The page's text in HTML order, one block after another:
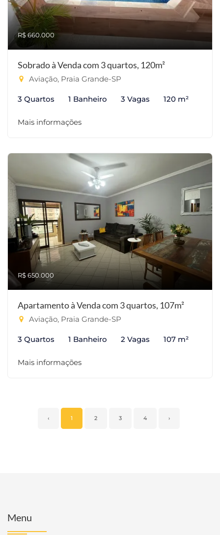
R$ 660.000
Sobrado à Venda com 3 quartos, 120m²
Aviação, Praia Grande-SP
3 Quartos 1 Banheiro 3 Vagas 120 m²
Mais informações
R$ 650.000
Apartamento à Venda com 3 quartos, 107m²
Aviação, Praia Grande-SP
3 Quartos 1 Banheiro 2 Vagas 107 m²
Mais informações
‹ 1 2 3 4 ›
Menu